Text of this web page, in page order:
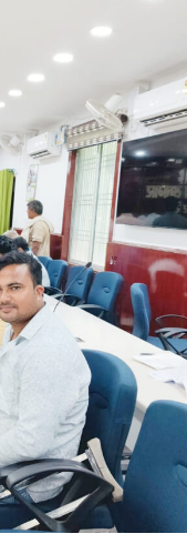
لیے ایک “اہل،
وزیر اعلیٰ مقرر
دعویٰ کیا کہ
نتائج نے ریاست
کی خواہش کو واضح
انہوں نے بانکی پور
ہوئے گنتی مرکز کے
ایم ایل ایز کا مینڈیٹ
ذمہ داری ہے کہ وہ
سپرد کرے جس کا عکس
گورننس کو یقینی
روک سکے۔
مسٹر کشور نے کہا کہ
اعلیٰ کی ضرورت ہے جو
مواقع پیدا کرے اور
کسی متبادل لیڈر کا
فرد یا پارٹی سے
مسٹر چودھری کا
انہوں نے الزام